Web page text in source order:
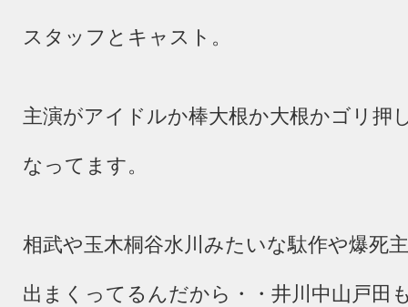
スタッフとキャスト。
主演がアイドルか棒大根か大根かゴリ押
なってます。
相武や玉木桐谷水川みたいな駄作や爆死
出まくってるんだから・・井川中山戸田